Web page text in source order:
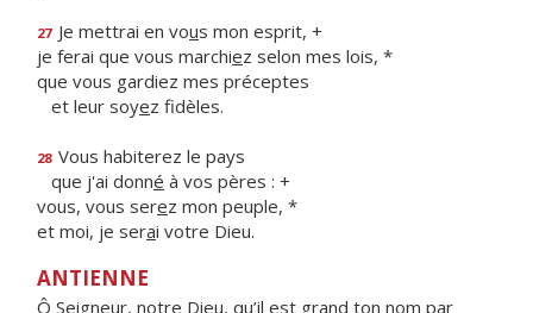
27 Je mettrai en vous mon esprit, +
je ferai que vous marchiez selon mes lois, *
que vous gardiez mes préceptes
et leur soyez fidèles.
28 Vous habiterez le pays
que j'ai donné à vos pères : +
vous, vous serez mon peuple, *
et moi, je serai votre Dieu.
ANTIENNE
Ô Seigneur, notre Dieu, qu’il est grand ton nom par